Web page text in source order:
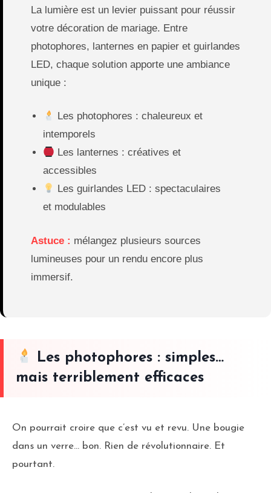
La lumière est un levier puissant pour réussir
votre décoration de mariage. Entre
photophores, lanternes en papier et guirlandes
LED, chaque solution apporte une ambiance
unique :
Les photophores : chaleureux et
intemporels
Les lanternes : créatives et
accessibles
Les guirlandes LED : spectaculaires
et modulables
Astuce : mélangez plusieurs sources
lumineuses pour un rendu encore plus
immersif.
Les photophores : simples…
mais terriblement efficaces
On pourrait croire que c’est vu et revu. Une bougie
dans un verre… bon. Rien de révolutionnaire. Et
pourtant.